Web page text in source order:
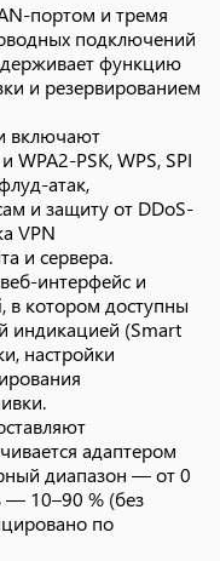
портом и тремя
подключений
функцию
и резервированием
включают
WPS, SPI
атак,
и защиту от DDoS-
VPN
и сервера.
интерфейс и
в котором доступны
индикацией (Smart
настройки
адаптером
диапазон — от 0
— 10–90 % (без
по